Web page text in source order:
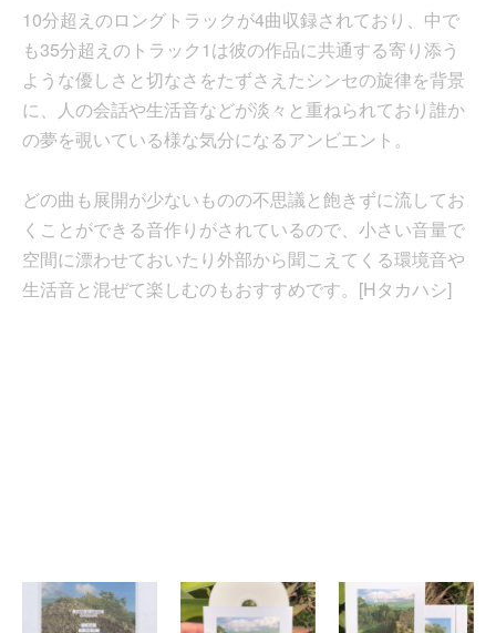
10分超えのロングトラックが4曲収録されており、中で
も35分超えのトラック1は彼の作品に共通する寄り添う
ような優しさと切なさをたずさえたシンセの旋律を背景
に、人の会話や生活音などが淡々と重ねられており誰か
の夢を覗いている様な気分になるアンビエント。
どの曲も展開が少ないものの不思議と飽きずに流してお
くことができる音作りがされているので、小さい音量で
空間に漂わせておいたり外部から聞こえてくる環境音や
生活音と混ぜて楽しむのもおすすめです。[Hタカハシ]